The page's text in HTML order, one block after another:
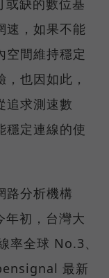
或缺的數位基
速，如果不能
空間維持穩定
也因如此，
追求測速數
穩定連線的使
路分析機構
初，台灣大
率全球 No.3、
最新